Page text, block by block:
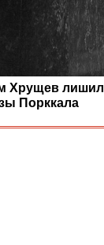
Хрущев лишил
Порккала